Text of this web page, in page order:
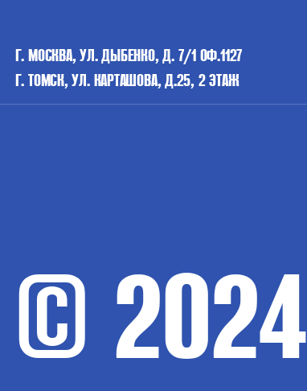
Г. МОСКВА, УЛ. ДЫБЕНКО, Д. 7/1 ОФ.1127
Г. ТОМСК, УЛ. КАРТАШОВА, Д.25, 2 ЭТАЖ
© 2024